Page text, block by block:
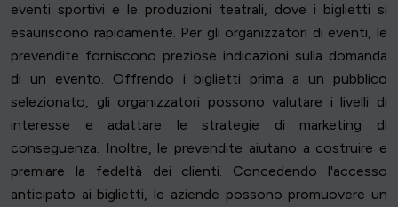
eventi sportivi e le produzioni teatrali, dove i biglietti si
esauriscono rapidamente. Per gli organizzatori di eventi, le
prevendite forniscono preziose indicazioni sulla domanda
di un evento. Offrendo i biglietti prima a un pubblico
selezionato, gli organizzatori possono valutare i livelli di
interesse e adattare le strategie di marketing di
conseguenza. Inoltre, le prevendite aiutano a costruire e
premiare la fedeltà dei clienti. Concedendo l'accesso
anticipato ai biglietti, le aziende possono promuovere un